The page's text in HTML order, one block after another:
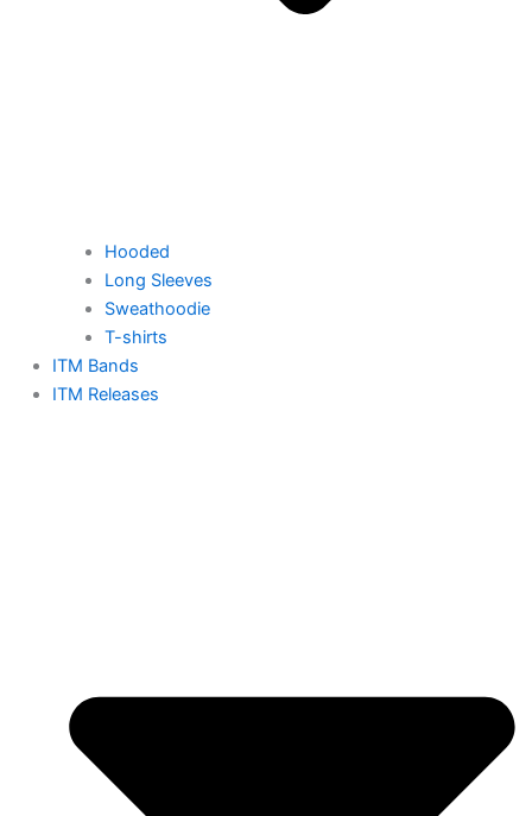
Hooded
Long Sleeves
Sweathoodie
T-shirts
ITM Bands
ITM Releases